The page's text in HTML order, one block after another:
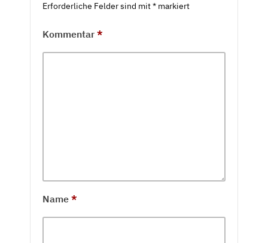
Erforderliche Felder sind mit* markiert
Kommentar *
Name *